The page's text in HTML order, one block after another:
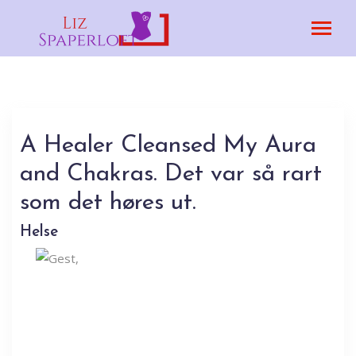
A Healer Cleansed My Aura
and Chakras. Det var så rart
som det høres ut.
Helse